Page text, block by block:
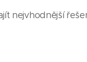
nejvhodnější